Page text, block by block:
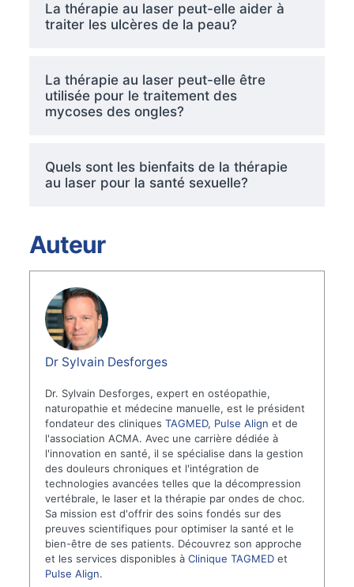
La thérapie au laser peut-elle aider à
traiter les ulcères de la peau?
La thérapie au laser peut-elle être
utilisée pour le traitement des
mycoses des ongles?
Quels sont les bienfaits de la thérapie
au laser pour la santé sexuelle?
Auteur
Dr Sylvain Desforges
Dr. Sylvain Desforges, expert en ostéopathie,
naturopathie et médecine manuelle, est le président
fondateur des cliniquesTAGMED, Pulse Align et de
l'association ACMA. Avec une carrière dédiée à
l'innovation en santé, il se spécialise dans la gestion
des douleurs chroniques et l'intégration de
technologies avancées telles que la décompression
vertébrale, le laser et la thérapie par ondes de choc.
Sa mission est d'offrir des soins fondés sur des
preuves scientifiques pour optimiser la santé et le
bien-être de ses patients. Découvrez son approche
et les services disponibles àClinique TAGMED et
Pulse Align.